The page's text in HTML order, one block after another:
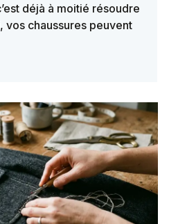
déjà à moitié résoudre
vos chaussures peuvent